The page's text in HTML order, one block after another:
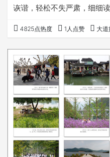
诙谐，轻松不失严肃，细细
我猛然为之一醒。 《不
人”“对话”四个篇章，每个篇
象最为深刻的，可以用“
十年动乱结束后，中国摄影
蒙”。“西北风”是这场“启蒙”的…
4825点热度 1人点赞 大